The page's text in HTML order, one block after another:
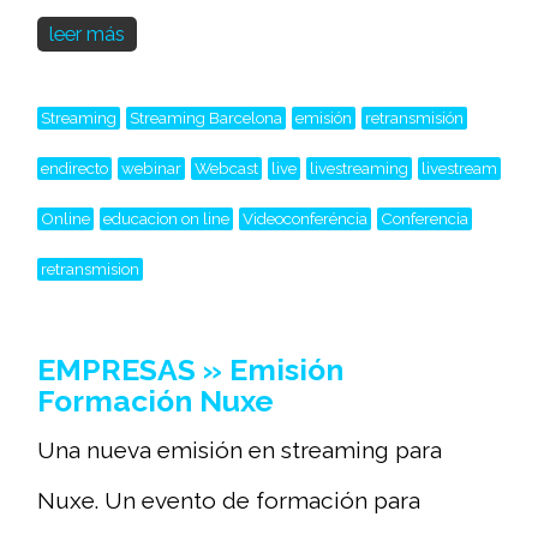
leer más
Streaming Streaming Barcelona emisión retransmisión
endirecto webinar Webcast live livestreaming livestream
Online educacion on line Videoconferéncia Conferencia
retransmision
EMPRESAS » Emisión
Formación Nuxe
Una nueva emisión en streaming para
Nuxe. Un evento de formación para